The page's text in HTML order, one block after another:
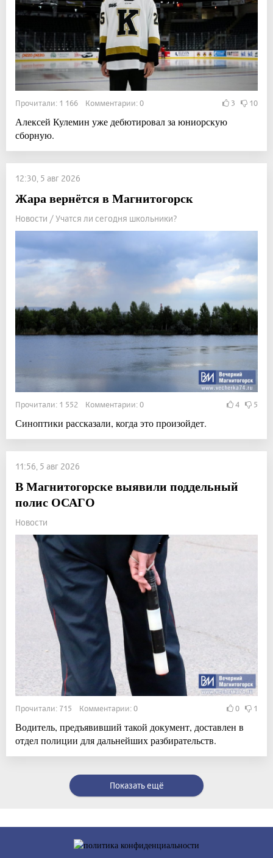
Прочитали: 1 166 Комментарии: 0 3 10
Алексей Кулемин уже дебютировал за юниорскую
сборную.
12:30, 5 авг 2026
Жара вернётся в Магнитогорск
Новости / Учатся ли сегодня школьники?
Прочитали: 1 552 Комментарии: 0 4 5
Синоптики рассказали, когда это произойдет.
11:56, 5 авг 2026
В Магнитогорске выявили поддельный
полис ОСАГО
Новости
Прочитали: 715 Комментарии: 0 0 1
Водитель, предъявивший такой документ, доставлен в
отдел полиции для дальнейших разбирательств.
Показать ещё